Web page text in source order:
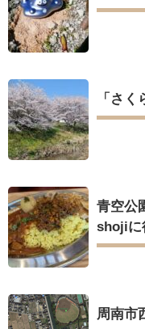
「さ
青空公
shojiに
周南